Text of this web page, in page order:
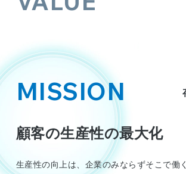
MISSION
顧客の生産性の最大化
生産性の向上は、企業のみならずそこで働く